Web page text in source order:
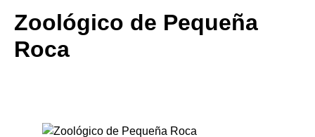
Zoológico de Pequeña
Roca